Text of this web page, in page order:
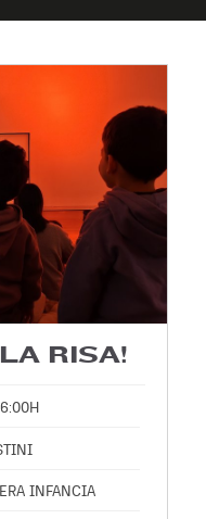
RISA!
INFANCIA